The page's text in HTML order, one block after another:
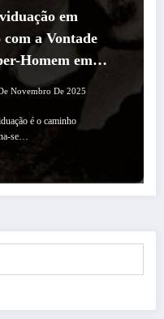
em
com a Vontade
Homem em
Novembro De 2025
é o caminho
se…